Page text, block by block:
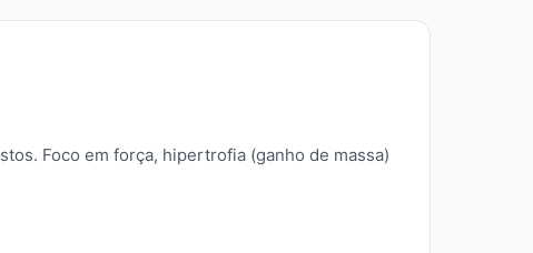
Foco em força, hipertrofia (ganho de massa)